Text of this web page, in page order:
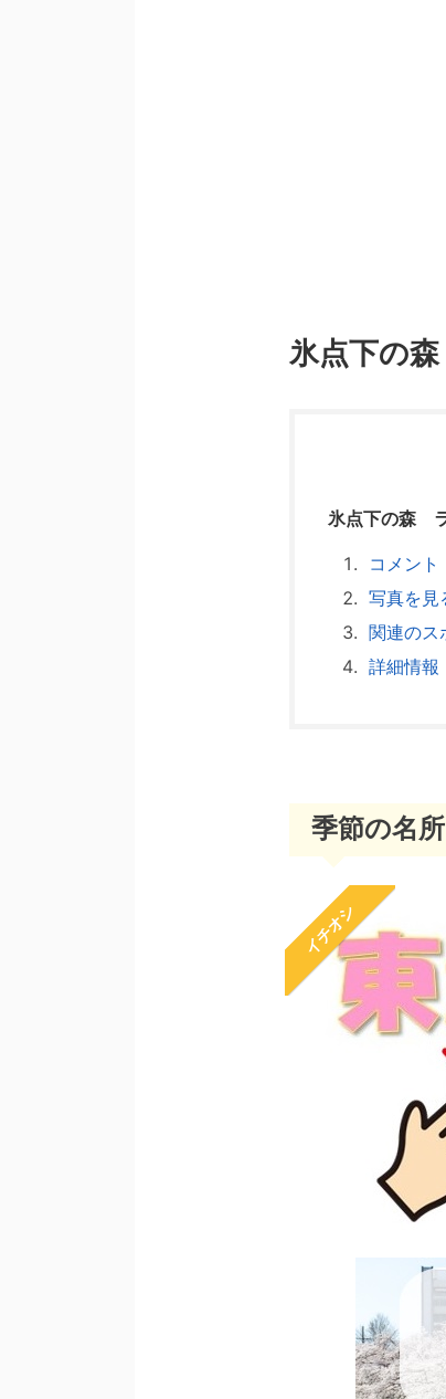
氷点下の
氷点下の森
コメント
写真を見
関連のス
詳細情報
季節の名所
イチオシ